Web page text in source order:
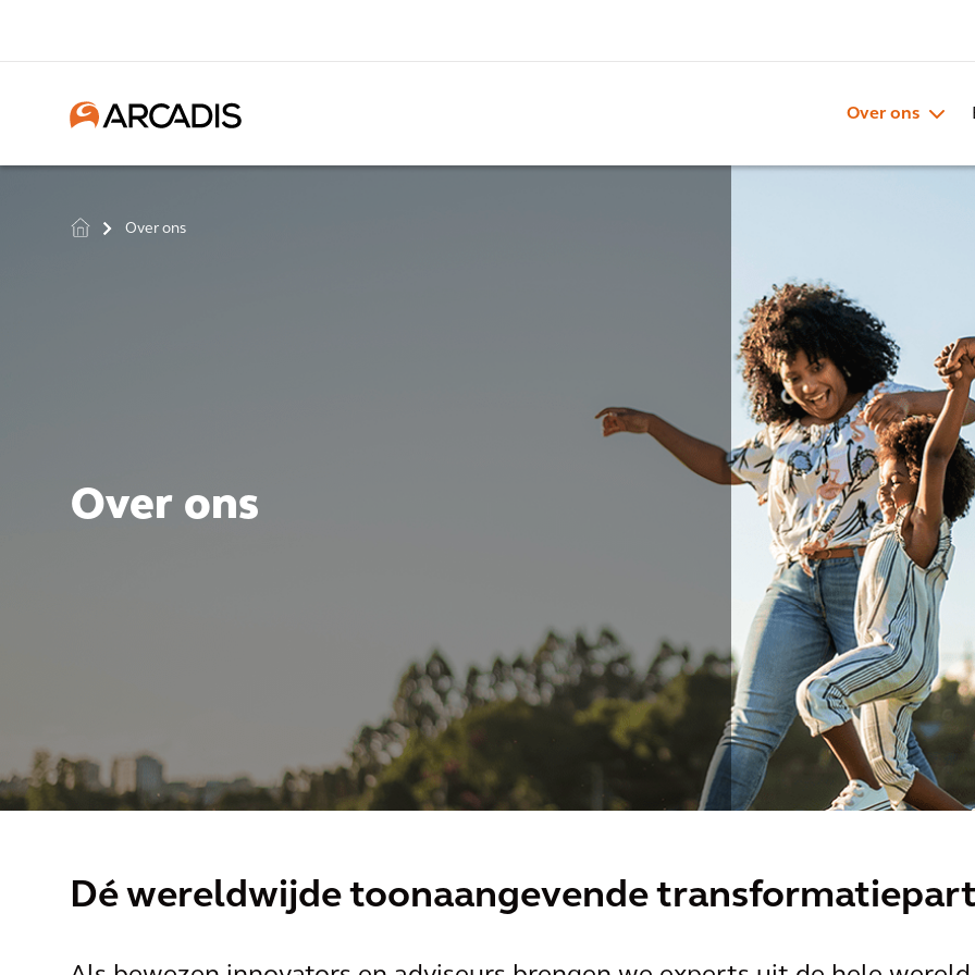
Over ons
> Over ons
Over ons
Dé wereldwijde toonaangevende